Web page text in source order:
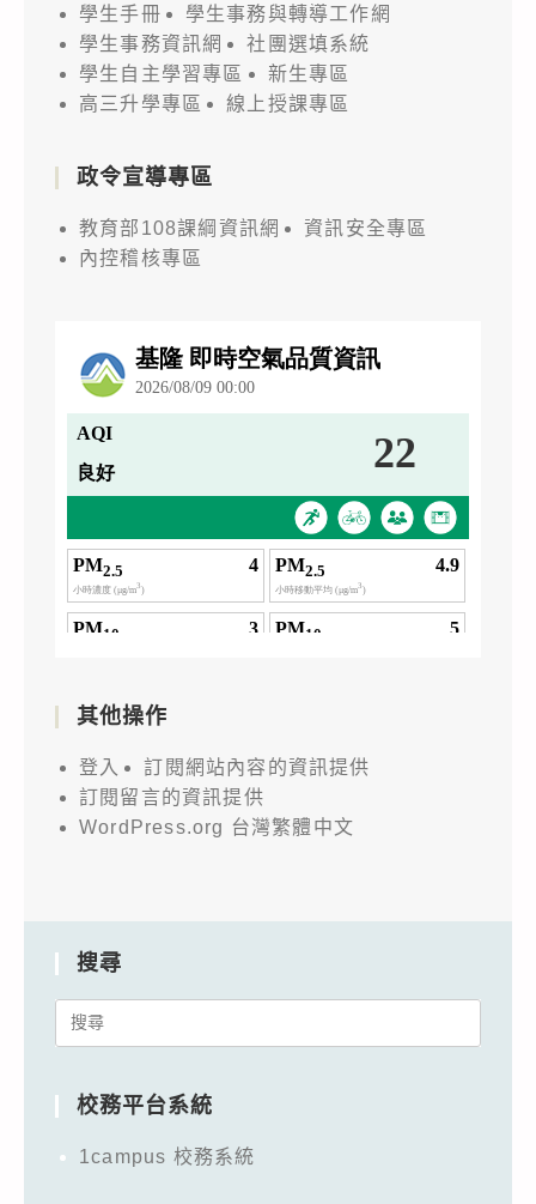
學生手冊
學生事務與轉導工作網
學生事務資訊網
社團選填系統
學生自主學習專區
新生專區
高三升學專區
線上授課專區
政令宣導專區
教育部108課綱資訊網
資訊安全專區
內控稽核專區
其他操作
登入
訂閱網站內容的資訊提供
訂閱留言的資訊提供
WordPress.org 台灣繁體中文
搜尋
Search
校務平台系統
1campus 校務系統